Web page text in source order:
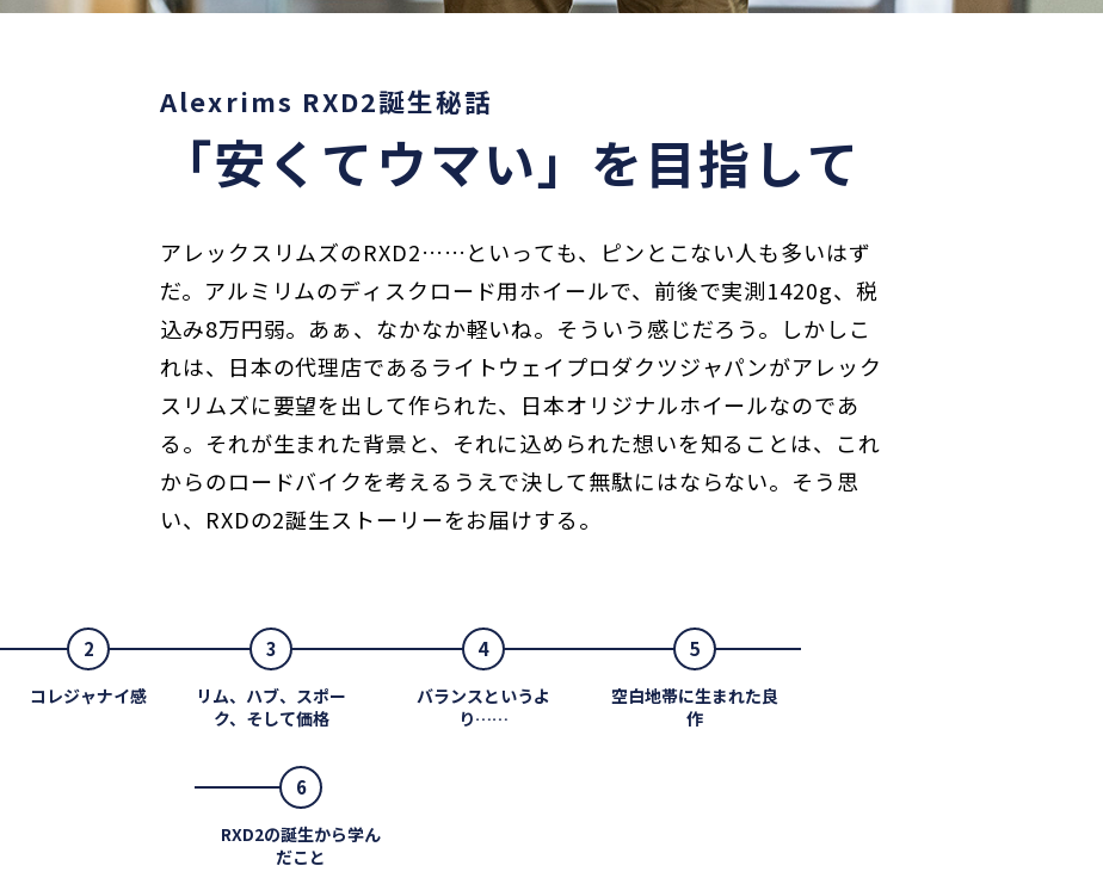
Alexrims RXD2誕生秘話
「安くてウマい」を目指して
アレックスリムズのRXD2……といっても、ピンとこない人も多いはず
だ。アルミリムのディスクロード用ホイールで、前後で実測1420g、税
込み8万円弱。あぁ、なかなか軽いね。そういう感じだろう。しかしこ
れは、日本の代理店であるライトウェイプロダクツジャパンがアレック
スリムズに要望を出して作られた、日本オリジナルホイールなのであ
る。それが生まれた背景と、それに込められた想いを知ることは、これ
からのロードバイクを考えるうえで決して無駄にはならない。そう思
い、RXDの2誕生ストーリーをお届けする。
2
コレジャナイ感
3
リム、ハブ、スポー
ク、そして価格
4
バランスというよ
り……
5
空白地帯に生まれた良
作
6
RXD2の誕生から学ん
だこと